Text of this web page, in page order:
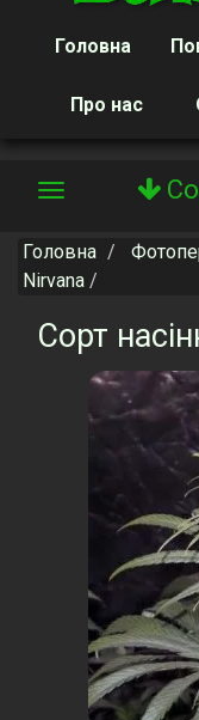
Головна
Про нас
Головна
Nirvana
Сорт